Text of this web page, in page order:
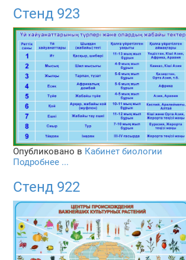
Стенд 923
Опубликовано в Кабинет биологии
Подробнее ...
Стенд 922